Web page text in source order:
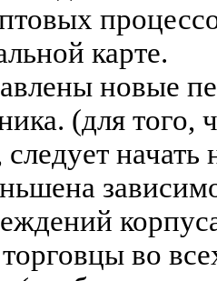
карте.
новые
(для того,
следует
во